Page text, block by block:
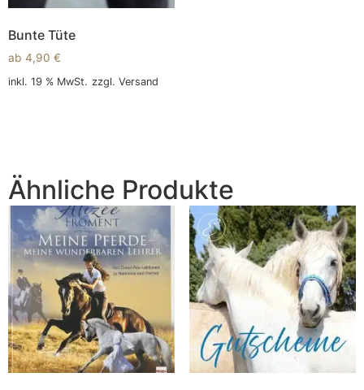
Bunte Tüte
ab 4,90 €
inkl. 19 % MwSt. zzgl. Versand
Ähnliche Produkte